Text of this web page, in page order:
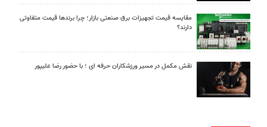
مقایسه قیمت تجهیزات برق صنعتی بازار؛ چرا برندها قیمت متفاوتی
دارند؟
نقش مکمل در مسیر ورزشکاران حرفه ای ؛ با حضور رضا علیپور